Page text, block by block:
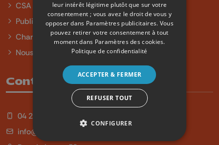
CSA
Publicité
Charte sur l'égalité et la diversité
Nous contacter
Contact
04 254 99 99
info@qu4tre.be
leur intérêt légitime plutôt que sur votre
consentement ; vous avez le droit de vous y
opposer dans Paramètres publicitaires. Vous
pouvez retirer votre consentement à tout
moment dans Paramètres des cookies.
Politique de confidentialité
ACCEPTER & FERMER
REFUSER TOUT
CONFIGURER